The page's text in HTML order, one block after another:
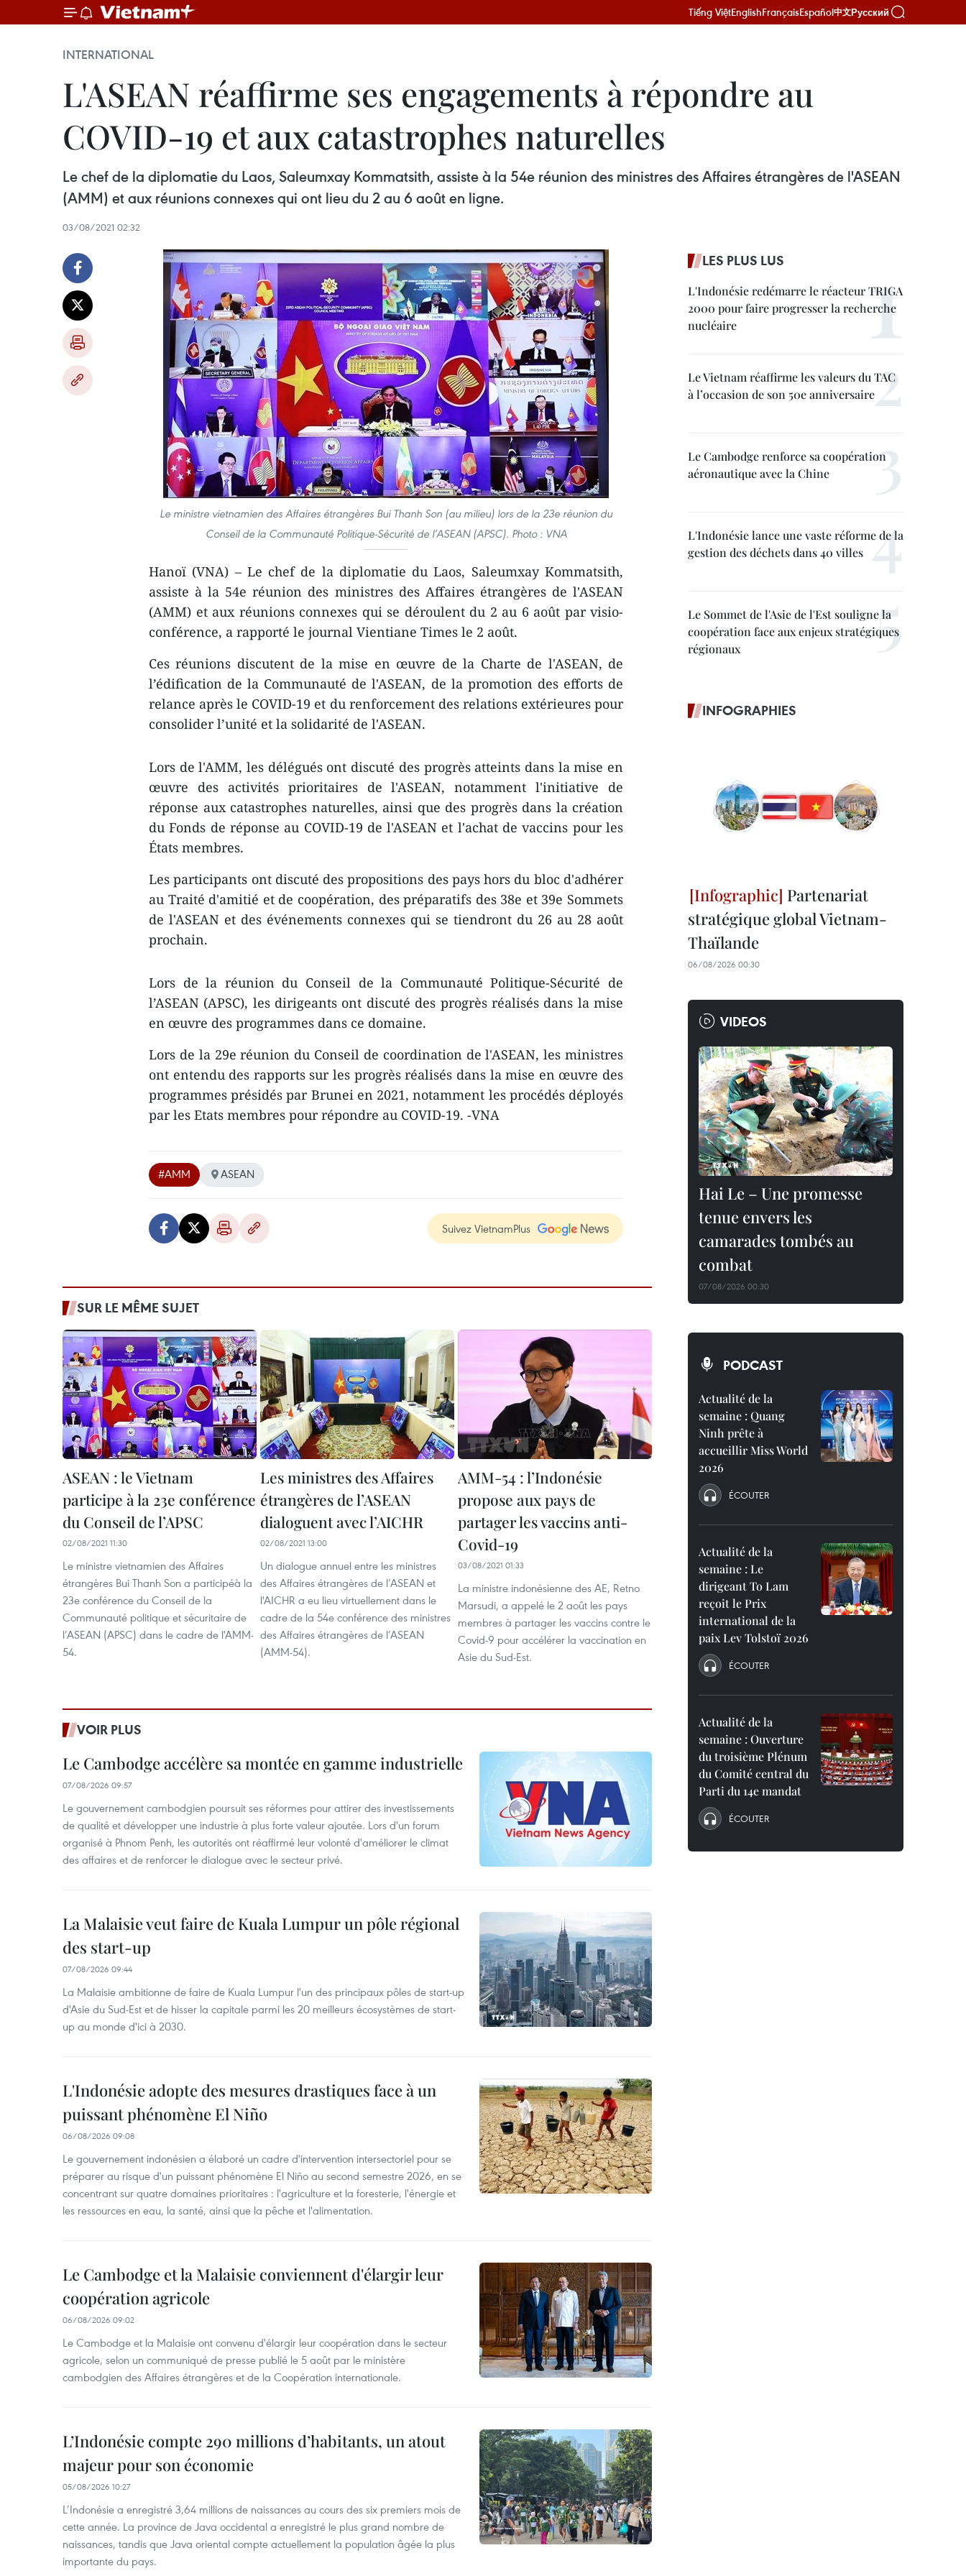
Tiếng ViệtEnglishFrançaisEspañol中文Русский
INTERNATIONAL
L'ASEAN réaffirme ses engagements à répondre au
COVID-19 et aux catastrophes naturelles
Le chef de la diplomatie du Laos, Saleumxay Kommatsith, assiste à la 54e réunion des ministres des Affaires étrangères de l'ASEAN
(AMM) et aux réunions connexes qui ont lieu du 2 au 6 août en ligne.
03/08/2021 02:32
Le ministre vietnamien des Affaires étrangères Bui Thanh Son (au milieu) lors de la 23e réunion du
Conseil de la Communauté Politique-Sécurité de l’ASEAN (APSC). Photo : VNA
Hanoï (VNA) – Le chef de la diplomatie du Laos, Saleumxay Kommatsith,
assiste à la 54e réunion des ministres des Affaires étrangères de l'ASEAN
(AMM) et aux réunions connexes qui se déroulent du 2 au 6 août par visio-
conférence, a rapporté le journal Vientiane Times le 2 août.
Ces réunions discutent de la mise en œuvre de la Charte de l'ASEAN, de
l’édification de la Communauté de l'ASEAN, de la promotion des efforts de
relance après le COVID-19 et du renforcement des relations extérieures pour
consolider l’unité et la solidarité de l'ASEAN.
Lors de l'AMM, les délégués ont discuté des progrès atteints dans la mise en
œuvre des activités prioritaires de l'ASEAN, notamment l'initiative de
réponse aux catastrophes naturelles, ainsi que des progrès dans la création
du Fonds de réponse au COVID-19 de l'ASEAN et l'achat de vaccins pour les
États membres.
Les participants ont discuté des propositions des pays hors du bloc d'adhérer
au Traité d'amitié et de coopération, des préparatifs des 38e et 39e Sommets
de l'ASEAN et des événements connexes qui se tiendront du 26 au 28 août
prochain.
Lors de la réunion du Conseil de la Communauté Politique-Sécurité de
l’ASEAN (APSC), les dirigeants ont discuté des progrès réalisés dans la mise
en œuvre des programmes dans ce domaine.
Lors de la 29e réunion du Conseil de coordination de l'ASEAN, les ministres
ont entendu des rapports sur les progrès réalisés dans la mise en œuvre des
programmes présidés par Brunei en 2021, notamment les procédés déployés
par les Etats membres pour répondre au COVID-19. -VNA
#AMM ASEAN
Suivez VietnamPlus
SUR LE MÊME SUJET
ASEAN : le Vietnam
participe à la 23e conférence
du Conseil de l’APSC
02/08/2021 11:30
Le ministre vietnamien des Affaires
étrangères Bui Thanh Son a participéà la
23e conférence du Conseil de la
Communauté politique et sécuritaire de
l’ASEAN (APSC) dans le cadre de l'AMM-
54.
Les ministres des Affaires
étrangères de l’ASEAN
dialoguent avec l’AICHR
02/08/2021 13:00
Un dialogue annuel entre les ministres
des Affaires étrangères de l’ASEAN et
l'AICHR a eu lieu virtuellement dans le
cadre de la 54e conférence des ministres
des Affaires étrangères de l’ASEAN
(AMM-54).
AMM-54 : l’Indonésie
propose aux pays de
partager les vaccins anti-
Covid-19
03/08/2021 01:33
La ministre indonésienne des AE, Retno
Marsudi, a appelé le 2 août les pays
membres à partager les vaccins contre le
Covid-9 pour accélérer la vaccination en
Asie du Sud-Est.
VOIR PLUS
Le Cambodge accélère sa montée en gamme industrielle
07/08/2026 09:57
Le gouvernement cambodgien poursuit ses réformes pour attirer des investissements
de qualité et développer une industrie à plus forte valeur ajoutée. Lors d'un forum
organisé à Phnom Penh, les autorités ont réaffirmé leur volonté d'améliorer le climat
des affaires et de renforcer le dialogue avec le secteur privé.
La Malaisie veut faire de Kuala Lumpur un pôle régional
des start-up
07/08/2026 09:44
La Malaisie ambitionne de faire de Kuala Lumpur l'un des principaux pôles de start-up
d'Asie du Sud-Est et de hisser la capitale parmi les 20 meilleurs écosystèmes de start-
up au monde d'ici à 2030.
L'Indonésie adopte des mesures drastiques face à un
puissant phénomène El Niño
06/08/2026 09:08
Le gouvernement indonésien a élaboré un cadre d'intervention intersectoriel pour se
préparer au risque d'un puissant phénomène El Niño au second semestre 2026, en se
concentrant sur quatre domaines prioritaires : l'agriculture et la foresterie, l'énergie et
les ressources en eau, la santé, ainsi que la pêche et l'alimentation.
Le Cambodge et la Malaisie conviennent d'élargir leur
coopération agricole
06/08/2026 09:02
Le Cambodge et la Malaisie ont convenu d'élargir leur coopération dans le secteur
agricole, selon un communiqué de presse publié le 5 août par le ministère
cambodgien des Affaires étrangères et de la Coopération internationale.
L’Indonésie compte 290 millions d’habitants, un atout
majeur pour son économie
05/08/2026 10:27
L’Indonésie a enregistré 3,64 millions de naissances au cours des six premiers mois de
cette année. La province de Java occidental a enregistré le plus grand nombre de
naissances, tandis que Java oriental compte actuellement la population âgée la plus
importante du pays.
LES PLUS LUS
L'Indonésie redémarre le réacteur TRIGA
2000 pour faire progresser la recherche
nucléaire
Le Vietnam réaffirme les valeurs du TAC
à l’occasion de son 50e anniversaire
Le Cambodge renforce sa coopération
aéronautique avec la Chine
L'Indonésie lance une vaste réforme de la
gestion des déchets dans 40 villes
Le Sommet de l'Asie de l'Est souligne la
coopération face aux enjeux stratégiques
régionaux
INFOGRAPHIES
Partenariat
stratégique global Vietnam-
Thaïlande
06/08/2026 00:30
VIDEOS
Hai Le – Une promesse
tenue envers les
camarades tombés au
combat
07/08/2026 00:30
PODCAST
Actualité de la
semaine : Quang
Ninh prête à
accueillir Miss World
2026
ÉCOUTER
Actualité de la
semaine : Le
dirigeant To Lam
reçoit le Prix
international de la
paix Lev Tolstoï 2026
ÉCOUTER
Actualité de la
semaine : Ouverture
du troisième Plénum
du Comité central du
Parti du 14e mandat
ÉCOUTER